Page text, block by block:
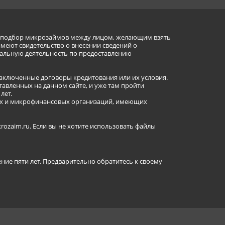
подбор микрозаймов между лицом, желающим взять
свидетельство о внесении сведений о
деятельность по предоставлению
договоры кредитования или их условия.
на данном сайте, и уже там пройти
и микрофинансовых организаций, имеющих
Если вы не хотите использовать файлы
пяти лет. Предварительно обратитесь к своему